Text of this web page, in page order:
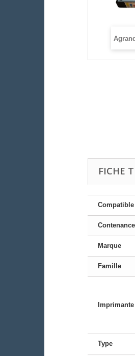
FICHE
Compatible
Marque
Famille
Imprimante
Type